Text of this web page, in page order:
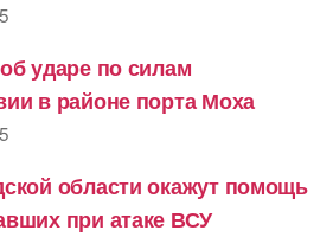
ударе по силам
в районе порта Моха
области окажут помощь
при атаке ВСУ